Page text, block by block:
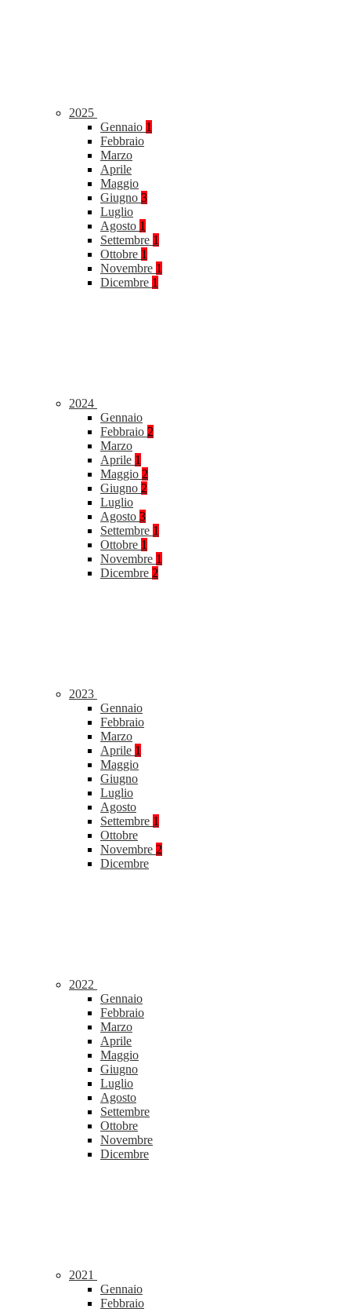
2025
Gennaio 1
Febbraio
Marzo
Aprile
Maggio
Giugno 3
Luglio
Agosto 1
Settembre 1
Ottobre 1
Novembre 1
Dicembre 1
2024
Gennaio
Febbraio 2
Marzo
Aprile 1
Maggio 2
Giugno 2
Luglio
Agosto 3
Settembre 1
Ottobre 1
Novembre 1
Dicembre 2
2023
Gennaio
Febbraio
Marzo
Aprile 1
Maggio
Giugno
Luglio
Agosto
Settembre 1
Ottobre
Novembre 2
Dicembre
2022
Gennaio
Febbraio
Marzo
Aprile
Maggio
Giugno
Luglio
Agosto
Settembre
Ottobre
Novembre
Dicembre
2021
Gennaio
Febbraio